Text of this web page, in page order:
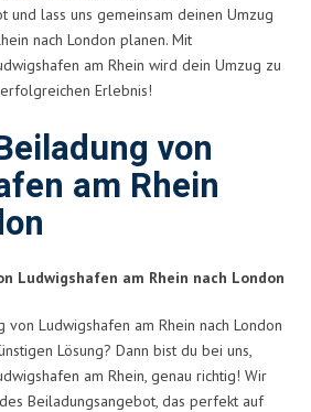
und lass uns gemeinsam deinen Umzug
nach London planen. Mit
am Rhein wird dein Umzug zu
Erlebnis!
von
am Rhein
Ludwigshafen am Rhein nach London
von Ludwigshafen am Rhein nach London
Lösung? Dann bist du bei uns,
am Rhein, genau richtig! Wir
Beiladungsangebot, das perfekt auf